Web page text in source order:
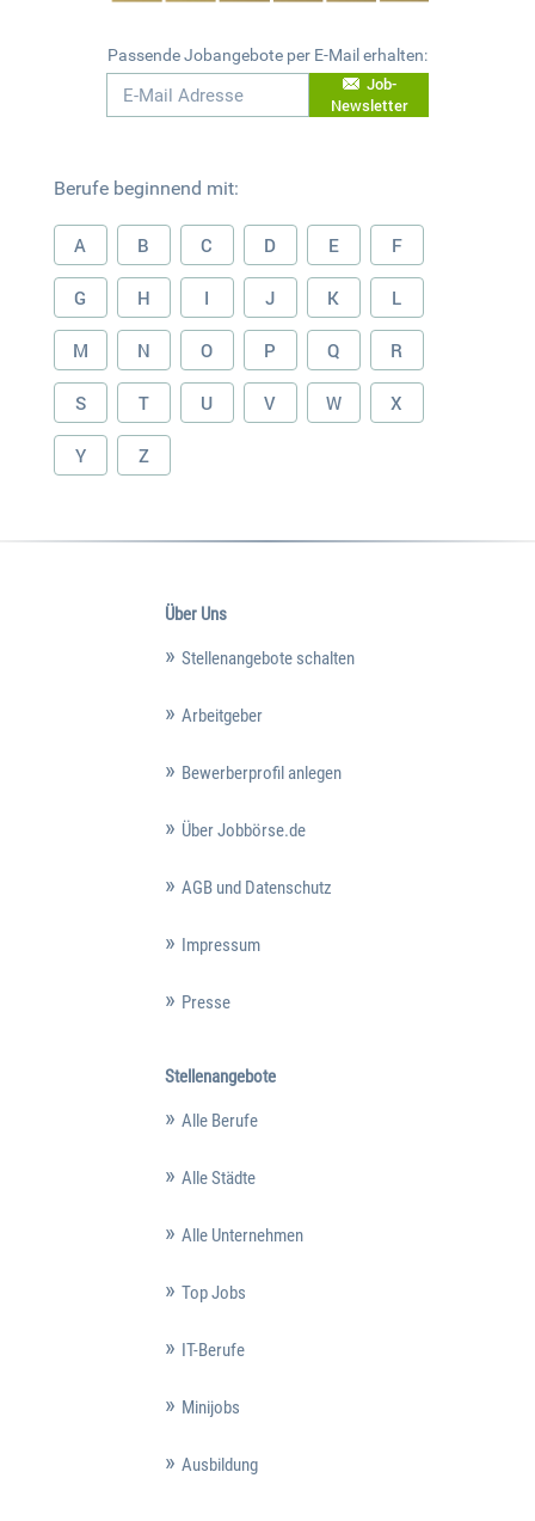
Passende Jobangebote per E-Mail erhalten:
Job-
Newsletter
Berufe beginnend mit:
A B C D E F
G H I J K L
M N O P Q R
S T U V W X
Y Z
Über Uns
Stellenangebote schalten
Arbeitgeber
Bewerberprofil anlegen
Über Jobbörse.de
AGB und Datenschutz
Impressum
Presse
Stellenangebote
Alle Berufe
Alle Städte
Alle Unternehmen
Top Jobs
IT-Berufe
Minijobs
Ausbildung